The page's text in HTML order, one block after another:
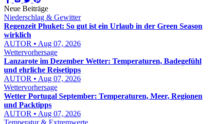
Neue Beiträge
Niederschlag & Gewitter
Regenzeit Phuket: So gut ist ein Urlaub in der Green Season
wirklich
AUTOR • Aug 07, 2026
Wettervorhersage
Lanzarote im Dezember Wetter: Temperaturen, Badegefühl
und ehrliche Reisetipps
AUTOR • Aug 07, 2026
Wettervorhersage
Wetter Portugal September: Temperaturen, Meer, Regionen
und Packtipps
AUTOR • Aug 07, 2026
Temperatur & Extremwerte